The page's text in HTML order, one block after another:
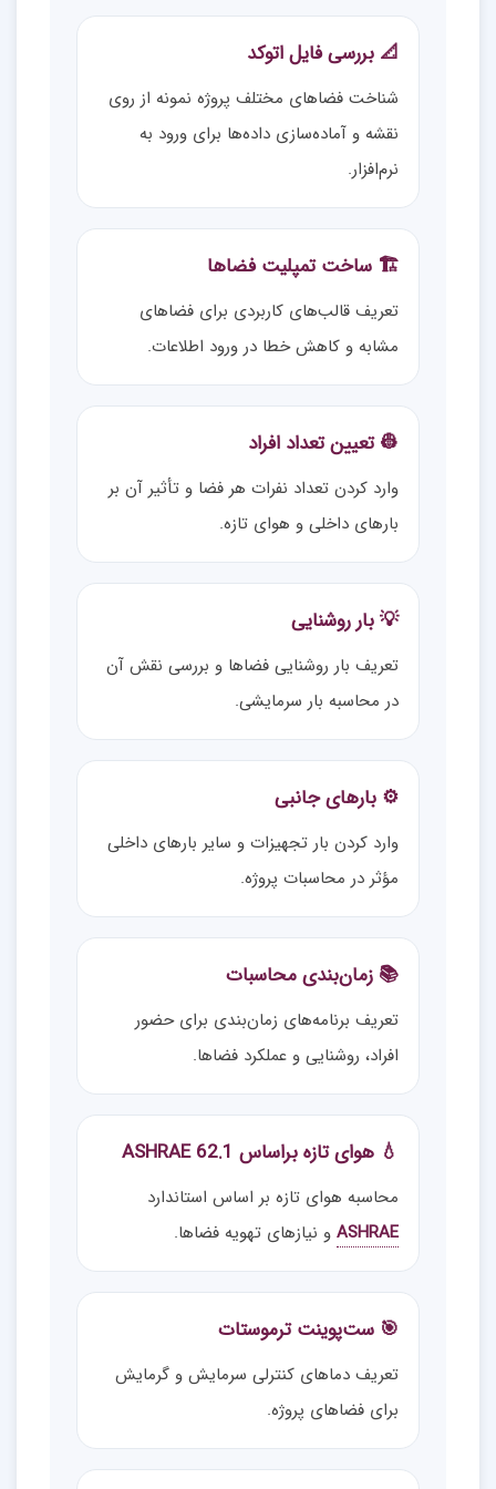
📐 بررسی فایل اتوکد
شناخت فضاهای مختلف پروژه نمونه از روی
نقشه و آماده‌سازی داده‌ها برای ورود به
نرم‌افزار.
🏗️ ساخت تمپلیت فضاها
تعریف قالب‌های کاربردی برای فضاهای
مشابه و کاهش خطا در ورود اطلاعات.
👷 تعیین تعداد افراد
وارد کردن تعداد نفرات هر فضا و تأثیر آن بر
بارهای داخلی و هوای تازه.
💡 بار روشنایی
تعریف بار روشنایی فضاها و بررسی نقش آن
در محاسبه بار سرمایشی.
⚙️ بارهای جانبی
وارد کردن بار تجهیزات و سایر بارهای داخلی
مؤثر در محاسبات پروژه.
📚 زمان‌بندی محاسبات
تعریف برنامه‌های زمان‌بندی برای حضور
افراد، روشنایی و عملکرد فضاها.
💧 هوای تازه براساس ASHRAE 62.1
محاسبه هوای تازه بر اساس استاندارد
ASHRAE و نیازهای تهویه فضاها.
🎯 ست‌پوینت ترموستات
تعریف دماهای کنترلی سرمایش و گرمایش
برای فضاهای پروژه.